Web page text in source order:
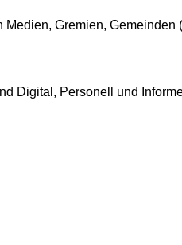
Gremien, Gemeinden
Digital, Personell und